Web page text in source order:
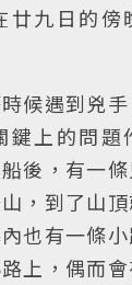
廿九日的傍
候遇到兇
鍵上的問題
後，有一
，到了山
也有一條
上，偶而